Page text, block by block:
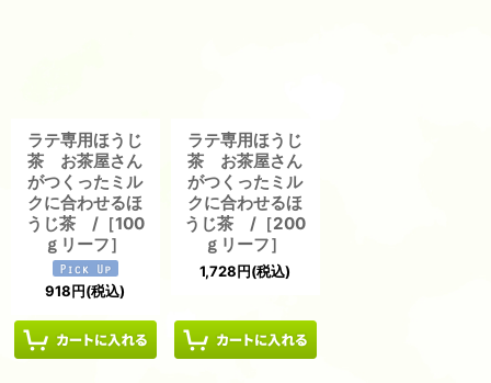
ラテ専用ほうじ
茶 お茶屋さん
がつくったミル
クに合わせるほ
うじ茶 /［100
ｇリーフ］
918円(税込)
ラテ専用ほうじ
茶 お茶屋さん
がつくったミル
クに合わせるほ
うじ茶 /［200
ｇリーフ］
1,728円(税込)